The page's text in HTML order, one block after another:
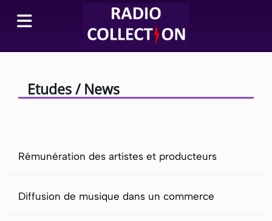
Etudes / News
Rémunération des artistes et producteurs
Diffusion de musique dans un commerce